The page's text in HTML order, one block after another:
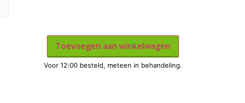
Toevoegen aan winkelwagen